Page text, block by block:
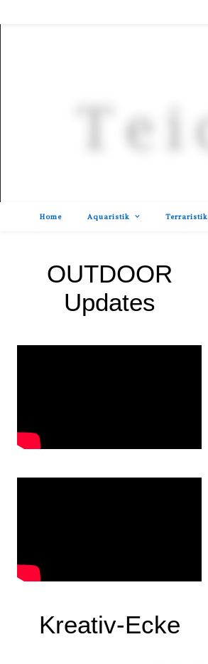
Home Aquaristik Terraristik
OUTDOOR
Updates
Kreativ-Ecke